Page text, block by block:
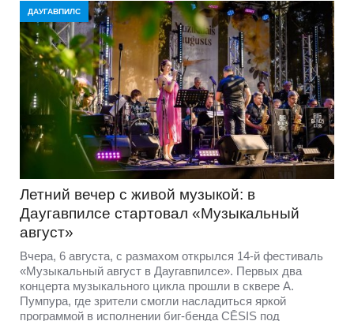
ДАУГАВПИЛС
Летний вечер с живой музыкой: в
Даугавпилсе стартовал «Музыкальный
август»
Вчера, 6 августа, с размахом открылся 14-й фестиваль
«Музыкальный август в Даугавпилсе». Первых два
концерта музыкального цикла прошли в сквере А.
Пумпура, где зрители смогли насладиться яркой
программой в исполнении биг-бенда CĒSIS под